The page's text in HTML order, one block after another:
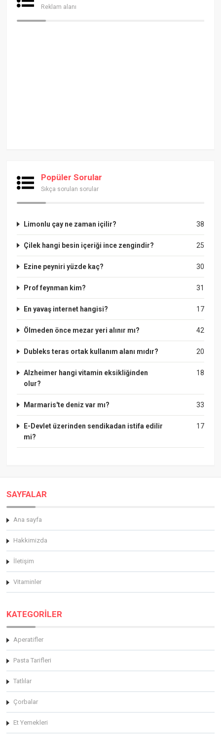
Reklam alanı
Popüler Sorular
Sıkça sorulan sorular
38
Limonlu çay ne zaman içilir?
25
Çilek hangi besin içeriği ince zengindir?
30
Ezine peyniri yüzde kaç?
31
Prof feynman kim?
17
En yavaş internet hangisi?
42
Ölmeden önce mezar yeri alınır mı?
20
Dubleks teras ortak kullanım alanı mıdır?
18
Alzheimer hangi vitamin eksikliğinden
olur?
33
Marmaris'te deniz var mı?
17
E-Devlet üzerinden sendikadan istifa edilir
mi?
SAYFALAR
Ana sayfa
Hakkimizda
İletişim
Vitaminler
KATEGORİLER
Aperatifler
Pasta Tarifleri
Tatlılar
Çorbalar
Et Yemekleri